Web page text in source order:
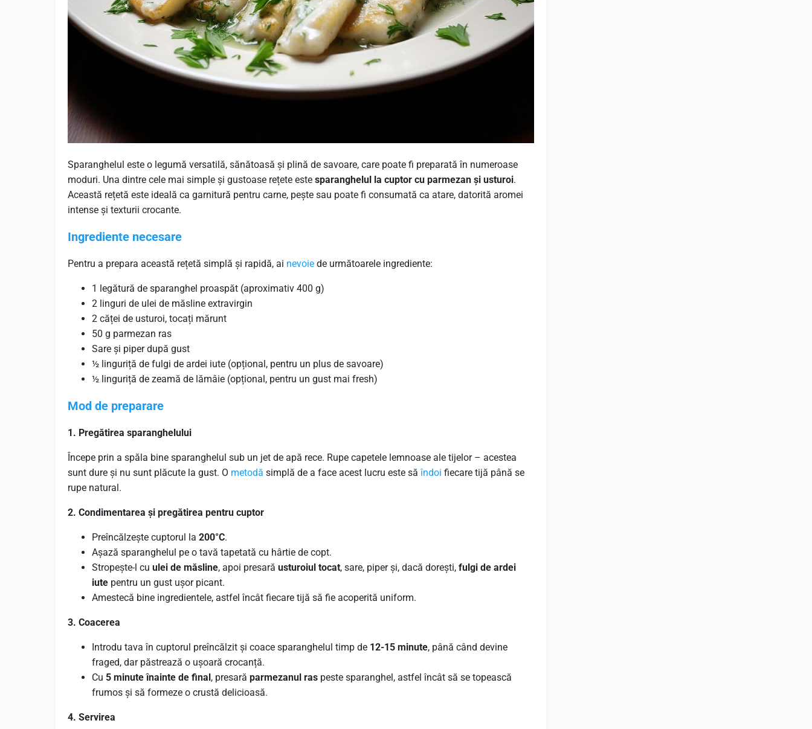
Sparanghelul este o legumă versatilă, sănătoasă și plină de savoare, care poate fi preparată în numeroase
moduri. Una dintre cele mai simple și gustoase rețete este sparanghelul la cuptor cu parmezan și usturoi.
Această rețetă este ideală ca garnitură pentru carne, pește sau poate fi consumată ca atare, datorită aromei
intense și texturii crocante.
Ingrediente necesare
Pentru a prepara această rețetă simplă și rapidă, ai nevoie de următoarele ingrediente:
1 legătură de sparanghel proaspăt (aproximativ 400 g)
2 linguri de ulei de măsline extravirgin
2 căței de usturoi, tocați mărunt
50 g parmezan ras
Sare și piper după gust
½ linguriță de fulgi de ardei iute (opțional, pentru un plus de savoare)
½ linguriță de zeamă de lămâie (opțional, pentru un gust mai fresh)
Mod de preparare
1. Pregătirea sparanghelului
Începe prin a spăla bine sparanghelul sub un jet de apă rece. Rupe capetele lemnoase ale tijelor – acestea
sunt dure și nu sunt plăcute la gust. O metodă simplă de a face acest lucru este săîndoi fiecare tijă până se
rupe natural.
2. Condimentarea și pregătirea pentru cuptor
Preîncălzește cuptorul la 200°C.
Așază sparanghelul pe o tavă tapetată cu hârtie de copt.
Stropește-l cu ulei de măsline, apoi presară usturoiul tocat, sare, piper și, dacă dorești, fulgi de ardei
iute pentru un gust ușor picant.
Amestecă bine ingredientele, astfel încât fiecare tijă să fie acoperită uniform.
3. Coacerea
Introdu tava în cuptorul preîncălzit și coace sparanghelul timp de 12-15 minute, până când devine
fraged, dar păstrează o ușoară crocanță.
Cu 5 minute înainte de final, presară parmezanul ras peste sparanghel, astfel încât să se topească
frumos și să formeze o crustă delicioasă.
4. Servirea